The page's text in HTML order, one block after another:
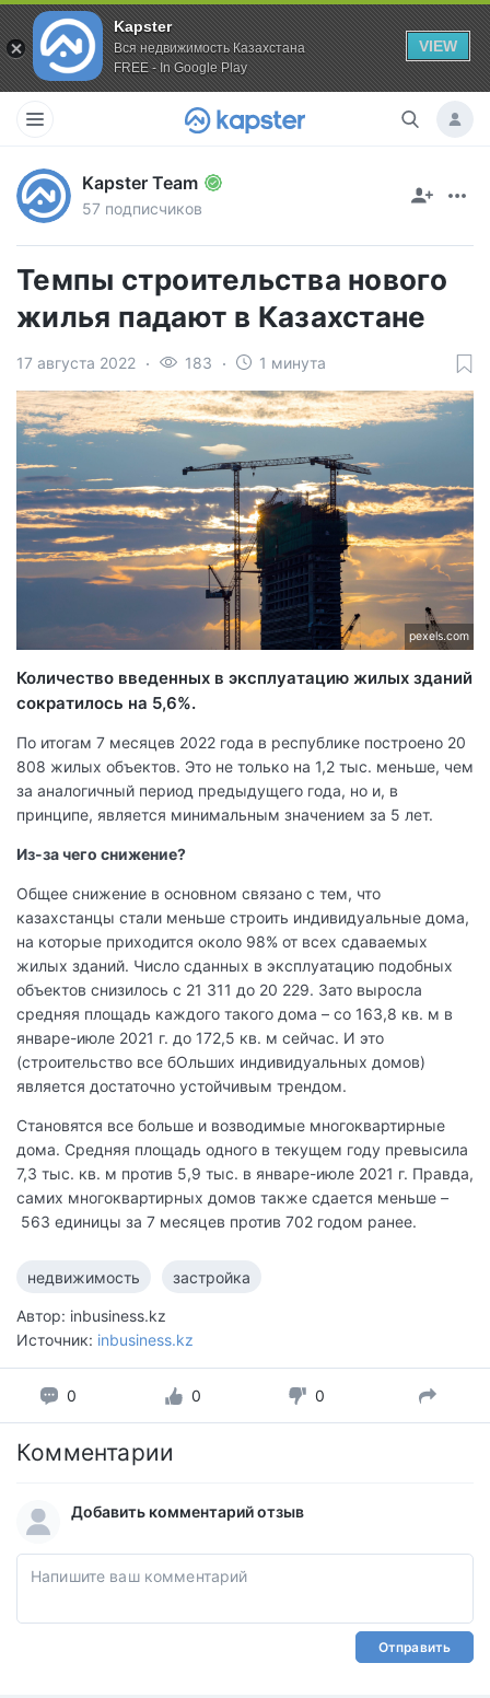
Kapster
Вся недвижимость Казахстана
FREE - In Google Play
VIEW
Kapster Team
57 подписчиков
Темпы строительства нового
жилья падают в Казахстане
17 августа 2022 183 1 минута
pexels.com
Количество введенных в эксплуатацию жилых зданий
сократилось на 5,6%.
По итогам 7 месяцев 2022 года в республике построено 20
808 жилых объектов. Это не только на 1,2 тыс. меньше, чем
за аналогичный период предыдущего года, но и, в
принципе, является минимальным значением за 5 лет.
Из-за чего снижение?
Общее снижение в основном связано с тем, что
казахстанцы стали меньше строить индивидуальные дома,
на которые приходится около 98% от всех сдаваемых
жилых зданий. Число сданных в эксплуатацию подобных
объектов снизилось с 21 311 до 20 229. Зато выросла
средняя площадь каждого такого дома – со 163,8 кв. м в
январе-июле 2021 г. до 172,5 кв. м сейчас. И это
(строительство все бОльших индивидуальных домов)
является достаточно устойчивым трендом.
Становятся все больше и возводимые многоквартирные
дома. Средняя площадь одного в текущем году превысила
7,3 тыс. кв. м против 5,9 тыс. в январе-июле 2021 г. Правда,
самих многоквартирных домов также сдается меньше –
563 единицы за 7 месяцев против 702 годом ранее.
недвижимость застройка
Автор: inbusiness.kz
Источник: inbusiness.kz
0 0 0
Комментарии
Добавить комментарий отзыв
Отправить